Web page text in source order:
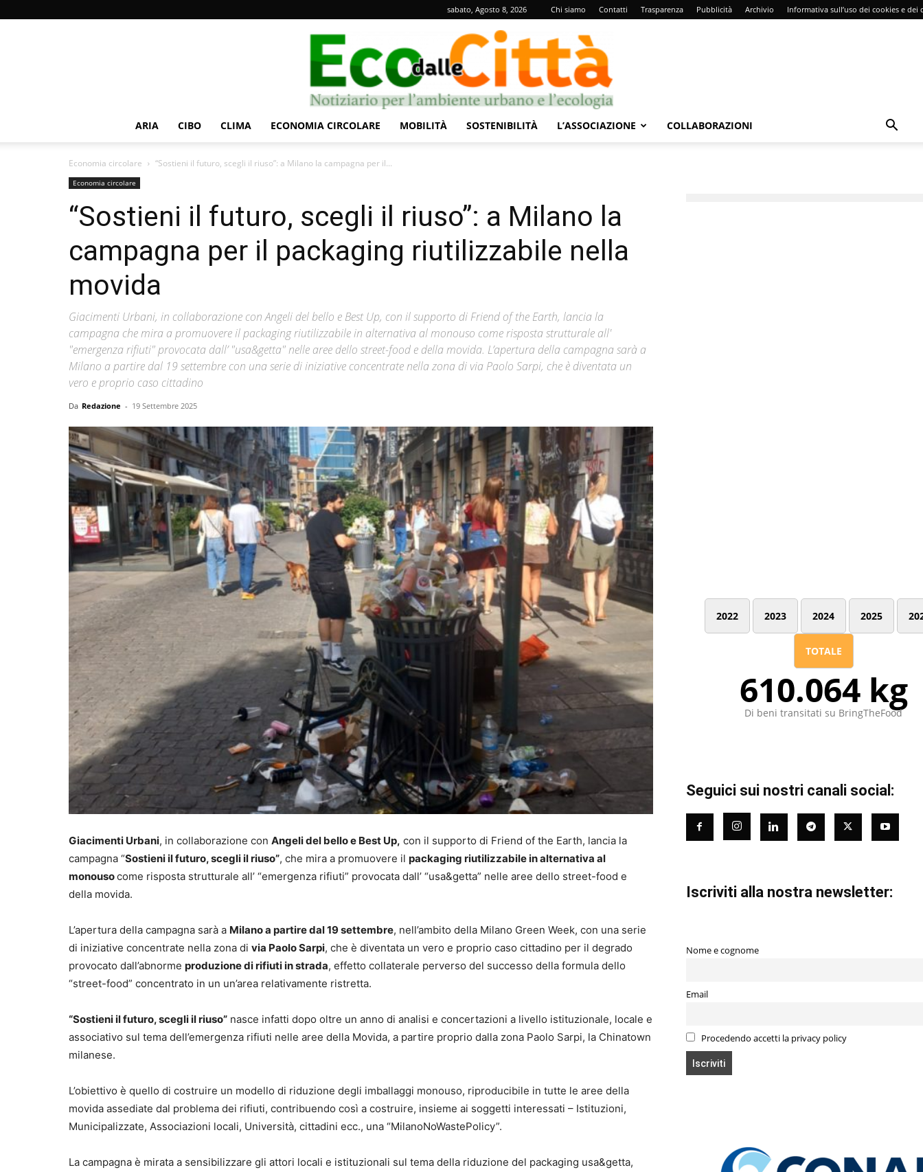
sabato, Agosto 8, 2026 Chi siamo Contatti Trasparenza Pubblicità Archivio Informativa sull’uso dei cookies e dei
dalle
Città
ARIA CIBO CLIMA ECONOMIA CIRCOLARE MOBILITÀ SOSTENIBILITÀ L’ASSOCIAZIONE COLLABORAZIONI
Economia circolare “Sostieni il futuro, scegli il riuso”: a Milano la campagna per il...
Economia circolare
“Sostieni il futuro, scegli il riuso”: a Milano la
campagna per il packaging riutilizzabile nella
movida
Giacimenti Urbani, in collaborazione con Angeli del bello e Best Up, con il supporto di Friend of the Earth, lancia la
campagna che mira a promuovere il packaging riutilizzabile in alternativa al monouso come risposta strutturale all'
"emergenza rifiuti" provocata dall’ "usa&getta" nelle aree dello street-food e della movida. L’apertura della campagna sarà a
Milano a partire dal 19 settembre con una serie di iniziative concentrate nella zona di via Paolo Sarpi, che è diventata un
vero e proprio caso cittadino
Da Redazione - 19 Settembre 2025
Giacimenti Urbani, in collaborazione con Angeli del bello e Best Up, con il supporto di Friend of the Earth, lancia la
campagna “Sostieni il futuro, scegli il riuso”, che mira a promuovere il packaging riutilizzabile in alternativa al
monousocome risposta strutturale all’ “emergenza rifiuti” provocata dall’ “usa&getta” nelle aree dello street-food e
della movida.
L’apertura della campagna sarà a Milano a partire dal 19 settembre, nell’ambito della Milano Green Week, con una serie
di iniziative concentrate nella zona di via Paolo Sarpi, che è diventata un vero e proprio caso cittadino per il degrado
provocato dall’abnorme produzione di rifiuti in strada, effetto collaterale perverso del successo della formula dello
“street-food” concentrato in un un’area relativamente ristretta.
“Sostieni il futuro, scegli il riuso” nasce infatti dopo oltre un anno di analisi e concertazioni a livello istituzionale, locale e
associativo sul tema dell’emergenza rifiuti nelle aree della Movida, a partire proprio dalla zona Paolo Sarpi, la Chinatown
milanese.
L’obiettivo è quello di costruire un modello di riduzione degli imballaggi monouso, riproducibile in tutte le aree della
movida assediate dal problema dei rifiuti, contribuendo così a costruire, insieme ai soggetti interessati – Istituzioni,
Municipalizzate, Associazioni locali, Università, cittadini ecc., una “MilanoNoWastePolicy”.
La campagna è mirata a sensibilizzare gli attori locali e istituzionali sul tema della riduzione del packaging usa&getta,
2022 2023 2024 2025
TOTALE
610.064 kg
Di beni transitati su BringTheFood
Seguici sui nostri canali social:
Iscriviti alla nostra newsletter:
Nome e cognome
Email
Procedendo accetti la privacy policy